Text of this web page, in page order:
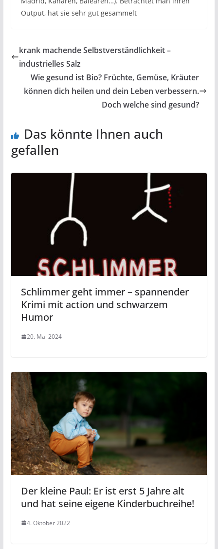
Output, hat sie sehr gut gesammelt
krank machende Selbstverständlichkeit –
industrielles Salz
Wie gesund ist Bio? Früchte, Gemüse, Kräuter
können dich heilen und dein Leben verbessern.
Doch welche sind gesund?
Das könnte Ihnen auch
gefallen
Schlimmer geht immer – spannender
Krimi mit action und schwarzem
Humor
20. Mai 2024
Der kleine Paul: Er ist erst 5 Jahre alt
und hat seine eigene Kinderbuchreihe!
4. Oktober 2022